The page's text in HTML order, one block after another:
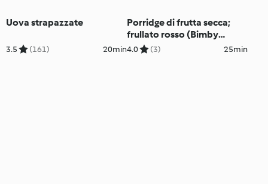
Uova strapazzate
3.5 (161) 20min
Porridge di frutta secca;
frullato rosso (Bimby
Friend)
4.0 (3) 25min